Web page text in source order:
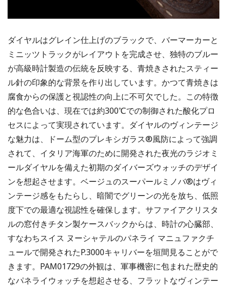
ダイヤルはグレイン仕上げのブラックで、バーマーカーと
ミニッツトラックがレイアウトを完成させ、独特のブルー
が高級時計製造の伝統を反映する、青焼きされたスティー
ル針の印象的な背景を作り出しています。かつて青焼きは
腐食からの保護と視認性の向上に不可欠でした。この特徴
的な色合いは、現在では約300℃での制御された酸化プロ
セスによって実現されています。ダイヤルのヴィンテージ
な魅力は、ドーム型のプレキシガラス®風防によって強調
されて、イタリア海軍のために開発された夜光のラジオミ
ールダイヤルを備えた初期のダイバーズウォッチのデザイ
ンを想起させます。ベージュのスーパールミノバ®はヴィ
ンテージ感をもたらし、暗闇でグリーンの光を放ち、低照
度下での最適な視認性を確保します。サファイアクリスタ
ルの窓付きチタン製ケースバックからは、時計の心臓部、
すなわちスイス ヌーシャテルのパネライ マニュファクチ
ュールで開発されたP.3000キャリバーを垣間見ることがで
きます。PAM01729の外観は、軍事機密に包まれた歴史的
なパネライウォッチを想起させる、フラットなヴィンテー